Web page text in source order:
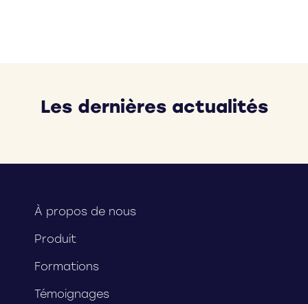
Les dernières actualités
À propos de nous
Produit
Formations
Témoignages